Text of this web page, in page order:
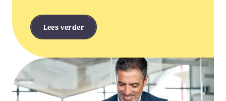
Lees verder